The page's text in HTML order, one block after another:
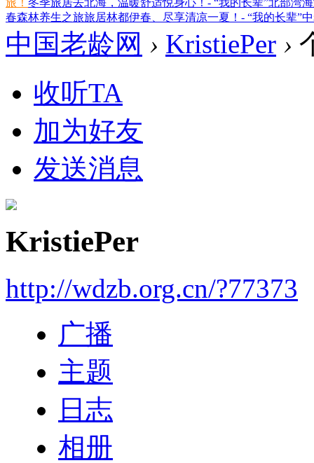
旅！ 冬季旅居去北海，温暖舒适悦身心！- “我的长辈”北部湾
春森林养生之旅旅居林都伊春、尽享清凉一夏！- “我的长辈”
中国老龄网 › KristiePer ›
收听TA
加为好友
发送消息
KristiePer
http://wdzb.org.cn/?77373
广播
主题
日志
相册